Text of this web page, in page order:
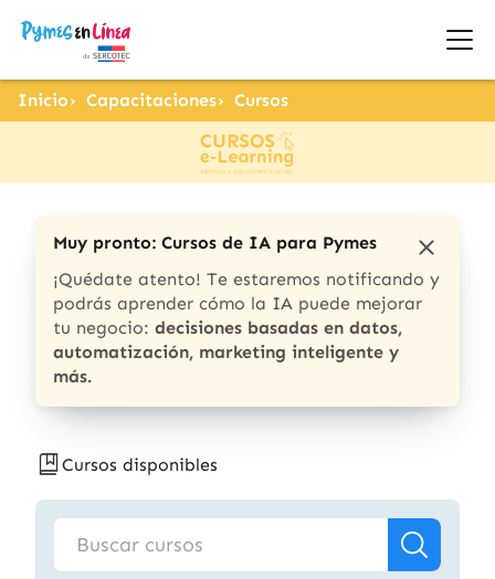
Inicio Capacitaciones Cursos
Muy pronto: Cursos de IA para Pymes
¡Quédate atento! Te estaremos notificando y
podrás aprender cómo la IA puede mejorar
tu negocio: decisiones basadas en datos,
automatización, marketing inteligente y
más.
Cursos disponibles